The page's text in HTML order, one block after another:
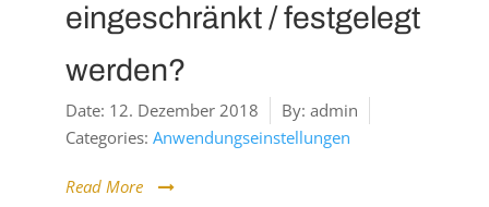
eingeschränkt / festgelegt
werden?
Date: 12. Dezember 2018 By: admin
Categories: Anwendungseinstellungen
Read More